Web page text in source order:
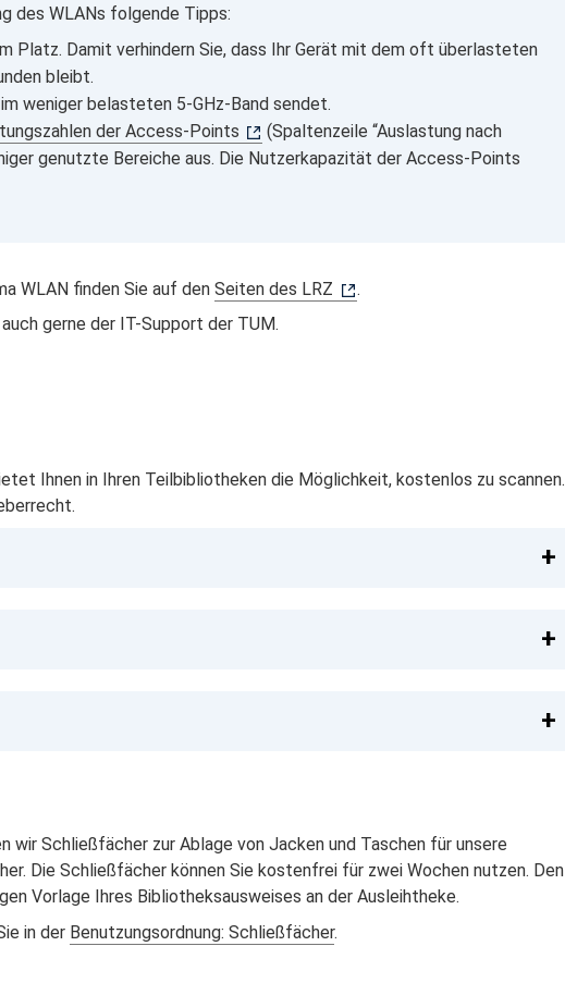
des WLANs folgende Tipps:
Platz. Damit verhindern Sie, dass Ihr Gerät mit dem oft überlasteten
bleibt.
weniger belasteten 5-GHz-Band sendet.
der Access-Points
(Spaltenzeile “Auslastung nach
genutzte Bereiche aus. Die Nutzerkapazität der Access-Points
WLAN finden Sie auf den Seiten des LRZ
.
gerne der IT-Support der TUM.
Ihnen in Ihren Teilbibliotheken die Möglichkeit, kostenlos zu scannen.
wir Schließfächer zur Ablage von Jacken und Taschen für unsere
Die Schließfächer können Sie kostenfrei für zwei Wochen nutzen. Den
Vorlage Ihres Bibliotheksausweises an der Ausleihtheke.
in der Benutzungsordnung: Schließfächer.